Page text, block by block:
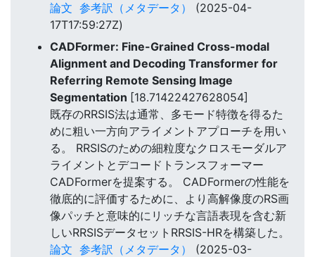
論文 参考訳（メタデータ）
(2025-04-
17T17:59:27Z)
CADFormer: Fine-Grained Cross-modal
Alignment and Decoding Transformer for
Referring Remote Sensing Image
Segmentation [18.71422427628054]
既存のRRSIS法は通常、多モード特徴を得るた
めに粗い一方向アライメントアプローチを用い
る。 RRSISのための細粒度なクロスモーダルア
ライメントとデコードトランスフォーマー
CADFormerを提案する。 CADFormerの性能を
徹底的に評価するために、より高解像度のRS画
像パッチと意味的にリッチな言語表現を含む新
しいRRSISデータセットRRSIS-HRを構築した。
論文 参考訳（メタデータ）
(2025-03-